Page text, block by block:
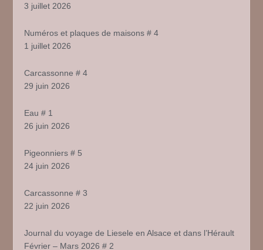
3 juillet 2026
Numéros et plaques de maisons # 4
1 juillet 2026
Carcassonne # 4
29 juin 2026
Eau # 1
26 juin 2026
Pigeonniers # 5
24 juin 2026
Carcassonne # 3
22 juin 2026
Journal du voyage de Liesele en Alsace et dans l’Hérault
Février – Mars 2026 # 2